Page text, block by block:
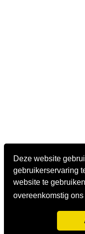
Deze website
gebruikerservaring
website te
overeenkomstig